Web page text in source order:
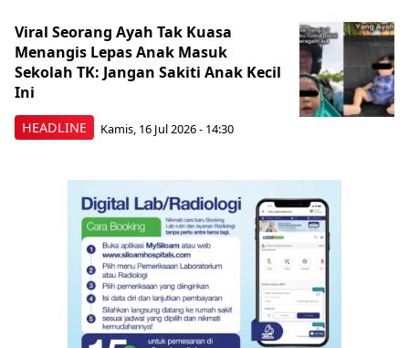
HEADLINE
Viral Seorang Ayah Tak Kuasa
Menangis Lepas Anak Masuk
Sekolah TK: Jangan Sakiti Anak Kecil
Ini
Kamis, 16 Jul 2026 - 14:30